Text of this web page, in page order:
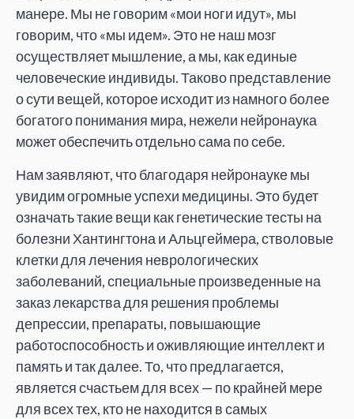
манере. Мы не говорим «мои ноги идут», мы
говорим, что «мы идем». Это не наш мозг
осуществляет мышление, а мы, как единые
человеческие индивиды. Таково представление
о сути вещей, которое исходит из намного более
богатого понимания мира, нежели нейронаука
может обеспечить отдельно сама по себе.
Нам заявляют, что благодаря нейронауке мы
увидим огромные успехи медицины. Это будет
означать такие вещи как генетические тесты на
болезни Хантингтона и Альцгеймера, стволовые
клетки для лечения неврологических
заболеваний, специальные произведенные на
заказ лекарства для решения проблемы
депрессии, препараты, повышающие
работоспособность и оживляющие интеллект и
память и так далее. То, что предлагается,
является счастьем для всех — по крайней мере
для всех тех, кто не находится в самых